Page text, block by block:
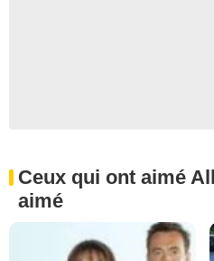
Ceux qui ont aimé
aimé